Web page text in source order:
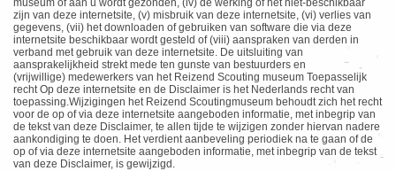
museum of aan u wordt gezonden, (iv) de werking of het niet-beschikbaar
zijn van deze internetsite, (v) misbruik van deze internetsite, (vi) verlies van
gegevens, (vii) het downloaden of gebruiken van software die via deze
internetsite beschikbaar wordt gesteld of (viii) aanspraken van derden in
verband met gebruik van deze internetsite. De uitsluiting van
aansprakelijkheid strekt mede ten gunste van bestuurders en
(vrijwillige) medewerkers van het Reizend Scouting museum Toepasselijk
recht Op deze internetsite en de Disclaimer is het Nederlands recht van
toepassing.Wijzigingen het Reizend Scoutingmuseum behoudt zich het recht
voor de op of via deze internetsite aangeboden informatie, met inbegrip van
de tekst van deze Disclaimer, te allen tijde te wijzigen zonder hiervan nadere
aankondiging te doen. Het verdient aanbeveling periodiek na te gaan of de
op of via deze internetsite aangeboden informatie, met inbegrip van de tekst
van deze Disclaimer, is gewijzigd.